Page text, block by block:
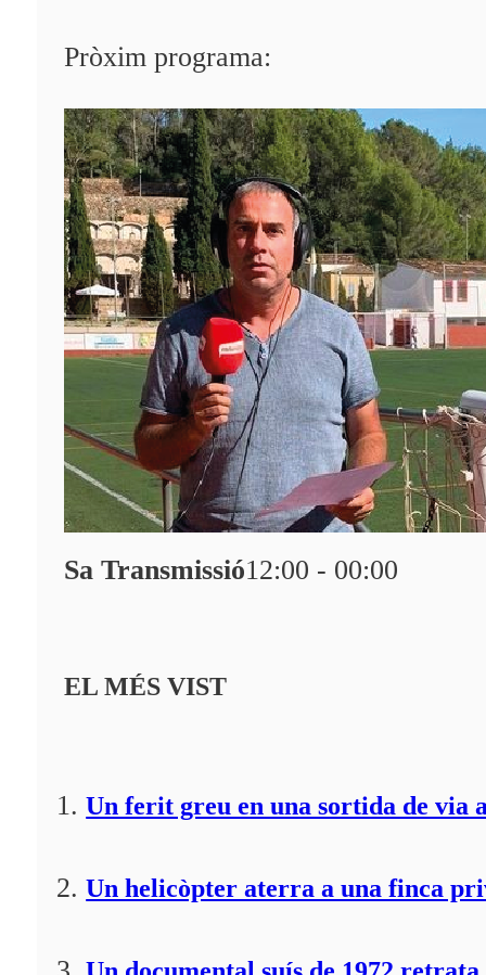
Programació
Qui som?
Fes-te'n soci!
Pròxim programa:
Sa Transmissió12:00 - 00:00
EL MÉS VIST
Un ferit greu en una sortida de via
Un helicòpter aterra a una finca